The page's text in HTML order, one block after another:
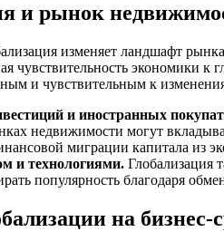
и рынок
изменяет ландшафт
чувствительность экономики
и чувствительным к
и иностранных
недвижимости могут
миграции капитала из
и технологиями. Глобализация
популярность благодаря
на бизнес-